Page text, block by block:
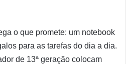
o que promete: um notebook
para as tarefas do dia a dia.
de 13ª geração colocam